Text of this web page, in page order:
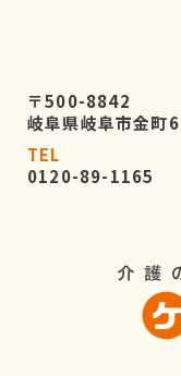
〒500-8842
岐阜県岐阜市金
TEL
0120-89-1165